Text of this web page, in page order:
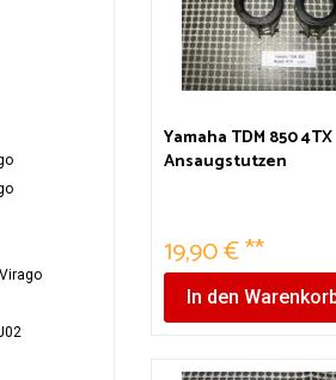
Yamaha TDM 850 4TX
Ansaugstutzen
19,90 € **
In den